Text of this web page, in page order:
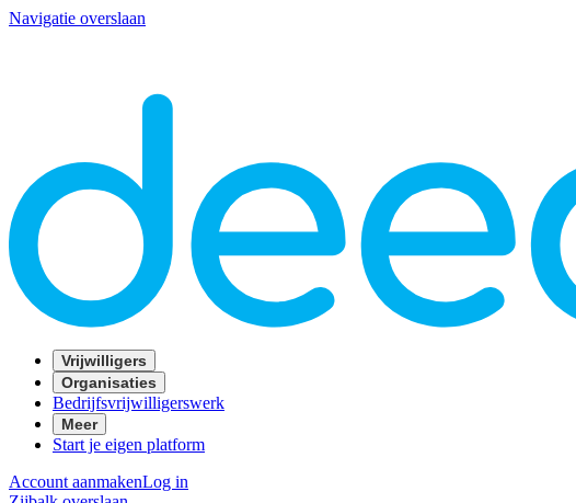
Navigatie overslaan
Vrijwilligers
Organisaties
Bedrijfsvrijwilligerswerk
Meer
Start je eigen platform
Account aanmakenLog in